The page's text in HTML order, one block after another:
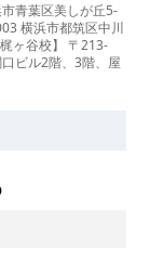
青葉区美しが丘5-
横浜市都筑区中川
ヶ谷校】 〒213-
ビル2階、3階、屋